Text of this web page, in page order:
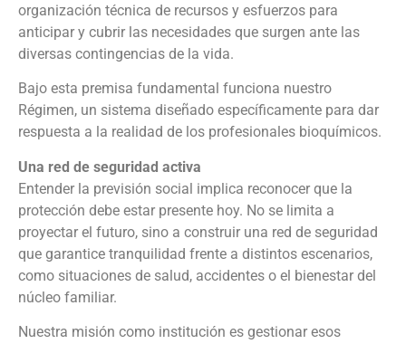
organización técnica de recursos y esfuerzos para
anticipar y cubrir las necesidades que surgen ante las
diversas contingencias de la vida.
Bajo esta premisa fundamental funciona nuestro
Régimen, un sistema diseñado específicamente para dar
respuesta a la realidad de los profesionales bioquímicos.
Una red de seguridad activa
Entender la previsión social implica reconocer que la
protección debe estar presente hoy. No se limita a
proyectar el futuro, sino a construir una red de seguridad
que garantice tranquilidad frente a distintos escenarios,
como situaciones de salud, accidentes o el bienestar del
núcleo familiar.
Nuestra misión como institución es gestionar esos